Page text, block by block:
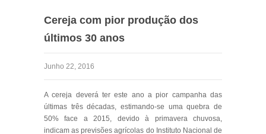
Cereja com pior produção dos
últimos 30 anos
Junho 22, 2016
A cereja deverá ter este ano a pior campanha das
últimas três décadas, estimando-se uma quebra de
50% face a 2015, devido à primavera chuvosa,
indicam as previsões agrícolas do Instituto Nacional de